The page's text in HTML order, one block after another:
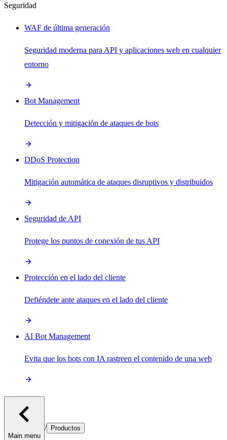
Seguridad
WAF de última generación
Seguridad moderna para API y aplicaciones web en cualquier
entorno
Bot Management
Detección y mitigación de ataques de bots
DDoS Protection
Mitigación automática de ataques disruptivos y distribuidos
Seguridad de API
Protege los puntos de conexión de tus API
Protección en el lado del cliente
Defiéndete ante ataques en el lado del cliente
AI Bot Management
Evita que los bots con IA rastreen el contenido de una web
Main menu
/ Productos